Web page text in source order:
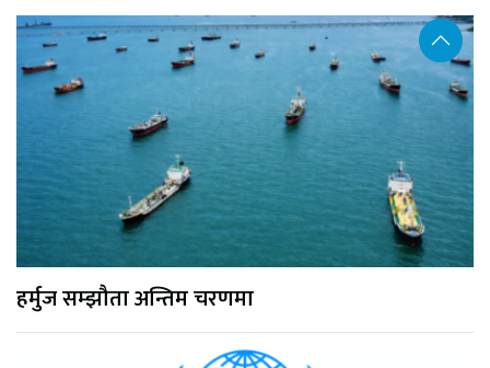
हर्मुज सम्झौता अन्तिम चरणमा